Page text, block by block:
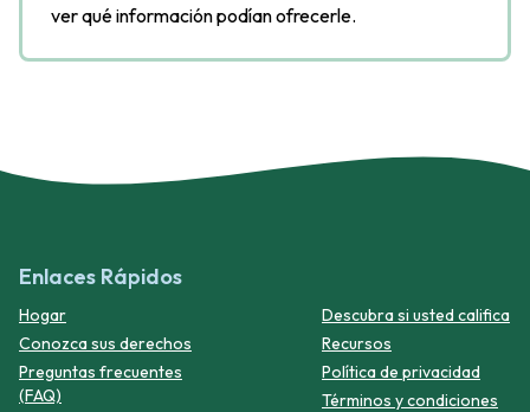
ver qué información podían ofrecerle.
Enlaces Rápidos
Hogar
Conozca sus derechos
Preguntas frecuentes
(FAQ)
Descubra si usted califica
Recursos
Política de privacidad
Términos y condiciones